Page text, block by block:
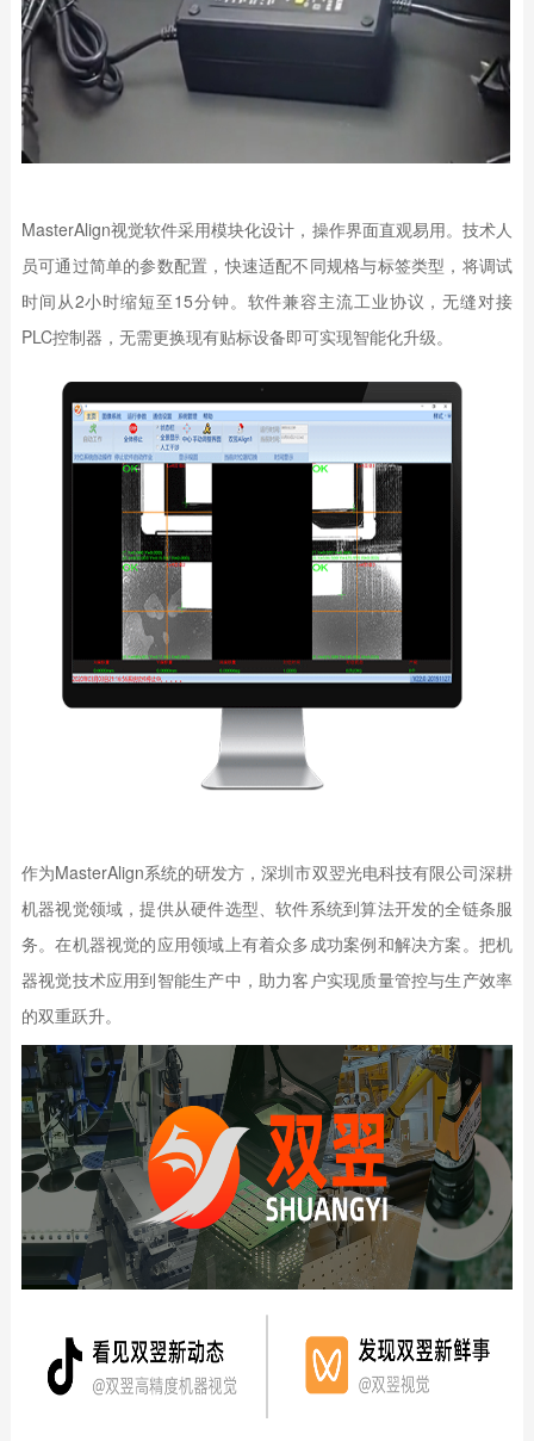
MasterAlign视觉软件采用模块化设计，操作界面直观易用。技术人
员可通过简单的参数配置，快速适配不同规格与标签类型，将调试
时间从2小时缩短至15分钟。软件兼容主流工业协议，无缝对接
PLC控制器，无需更换现有贴标设备即可实现智能化升级。
作为MasterAlign系统的研发方，深圳市双翌光电科技有限公司深耕
机器视觉领域，提供从硬件选型、软件系统到算法开发的全链条服
务。在机器视觉的应用领域上有着众多成功案例和解决方案。把机
器视觉技术应用到智能生产中，助力客户实现质量管控与生产效率
的双重跃升。